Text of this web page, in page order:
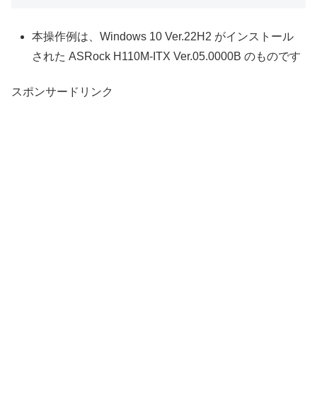
本操作例は、Windows 10 Ver.22H2 がインストール
された ASRock H110M-ITX Ver.05.0000B のものです
スポンサードリンク